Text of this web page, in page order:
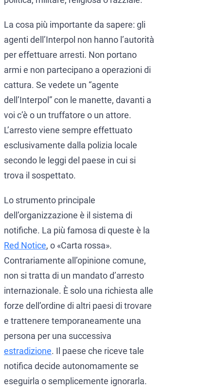
La cosa più importante da sapere: gli
agenti dell’Interpol non hanno l’autorità
per effettuare arresti. Non portano
armi e non partecipano a operazioni di
cattura. Se vedete un “agente
dell’Interpol” con le manette, davanti a
voi c’è o un truffatore o un attore.
L’arresto viene sempre effettuato
esclusivamente dalla polizia locale
secondo le leggi del paese in cui si
trova il sospettato.
Lo strumento principale
dell’organizzazione è il sistema di
notifiche. La più famosa di queste è la
Red Notice, o «Carta rossa».
Contrariamente all’opinione comune,
non si tratta di un mandato d’arresto
internazionale. È solo una richiesta alle
forze dell’ordine di altri paesi di trovare
e trattenere temporaneamente una
persona per una successiva
estradizione. Il paese che riceve tale
notifica decide autonomamente se
eseguirla o semplicemente ignorarla.